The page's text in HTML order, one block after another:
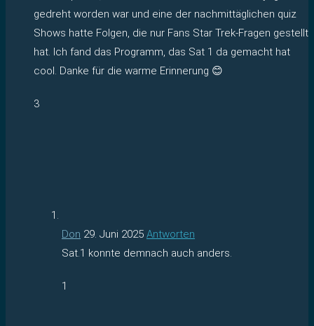
gedreht worden war und eine der nachmittäglichen quiz
Shows hatte Folgen, die nur Fans Star Trek-Fragen gestellt
hat. Ich fand das Programm, das Sat 1 da gemacht hat
cool. Danke für die warme Erinnerung 😊
3
Don 29. Juni 2025 Antworten
Sat.1 konnte demnach auch anders.
1